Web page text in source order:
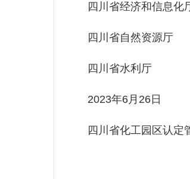
四川省经济和信息化
四川省自然资源
四川省水利厅
2023年6月26日
四川省化工园区认定